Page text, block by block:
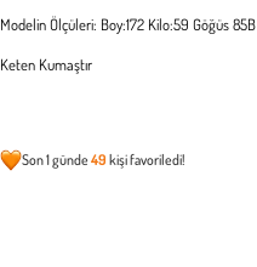
Modelin Ölçüleri: Boy:172 Kilo:59 Göğüs 85B
Keten Kumaştır
Son 1 günde49 kişi favoriledi!